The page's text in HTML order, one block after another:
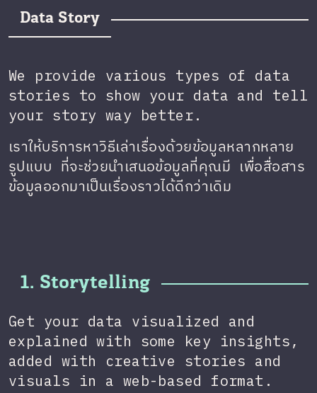
Data Story
We provide various types of data
stories to show your data and tell
your story way better.
เราให้บริการหาวิธีเล่าเรื่องด้วยข้อมูลหลากหลาย
รูปแบบ ที่จะช่วยนำเสนอข้อมูลที่คุณมี เพื่อสื่อสาร
ข้อมูลออกมาเป็นเรื่องราวได้ดีกว่าเดิม
1. Storytelling
Get your data visualized and
explained with some key insights,
added with creative stories and
visuals in a web-based format.